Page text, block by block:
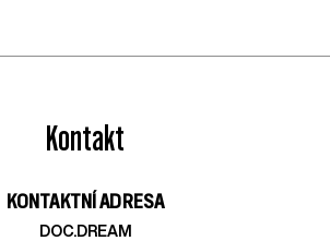
Kontakt
KONTAKTNÍ ADRESA
DOC.DREAM​